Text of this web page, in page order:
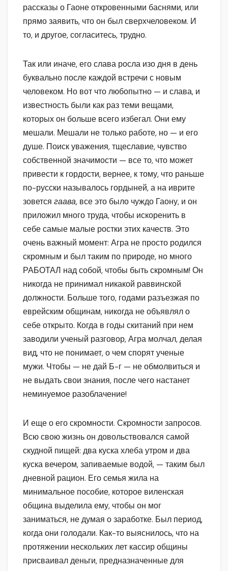
рассказы о Гаоне откровенными баснями, или
прямо заявить, что он был сверхчеловеком. И
то, и другое, согласитесь, трудно.
Так или иначе, его слава росла изо дня в день
буквально после каждой встречи с новым
человеком. Но вот что любопытно — и слава, и
известность были как раз теми вещами,
которых он больше всего избегал. Они ему
мешали. Мешали не только работе, но — и его
душе. Поиск уважения, тщеславие, чувство
собственной значимости — все то, что может
привести к гордости, вернее, к тому, что раньше
по-русски называлось гордыней, а на иврите
зовется гаава, все это было чуждо Гаону, и он
приложил много труда, чтобы искоренить в
себе самые малые ростки этих качеств. Это
очень важный момент: Агра не просто родился
скромным и был таким по природе, но много
РАБОТАЛ над собой, чтобы быть скромным! Он
никогда не принимал никакой раввинской
должности. Больше того, годами разъезжая по
еврейским общинам, никогда не объявлял о
себе открыто. Когда в годы скитаний при нем
заводили ученый разговор, Агра молчал, делая
вид, что не понимает, о чем спорят ученые
мужи. Чтобы — не дай Б-г — не обмолвиться и
не выдать свои знания, после чего настанет
неминуемое разоблачение!
И еще о его скромности. Скромности запросов.
Всю свою жизнь он довольствовался самой
скудной пищей: два куска хлеба утром и два
куска вечером, запиваемые водой, — таким был
дневной рацион. Его семья жила на
минимальное пособие, которое виленская
община выделила ему, чтобы он мог
заниматься, не думая о заработке. Был период,
когда они голодали. Как-то выяснилось, что на
протяжении нескольких лет кассир общины
присваивал деньги, предназначенные для